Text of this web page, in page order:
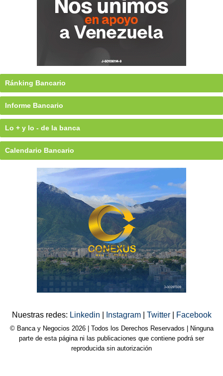
Ránking Bancario
Informe Bancario
Lo + y lo - de la banca
Calendario Bancario
Nuestras redes: Linkedin Instagram Twitter Facebook
© Banca y Negocios 2026 | Todos los Derechos Reservados | Ninguna
parte de esta página ni las publicaciones que contiene podrá ser
reproducida sin autorización